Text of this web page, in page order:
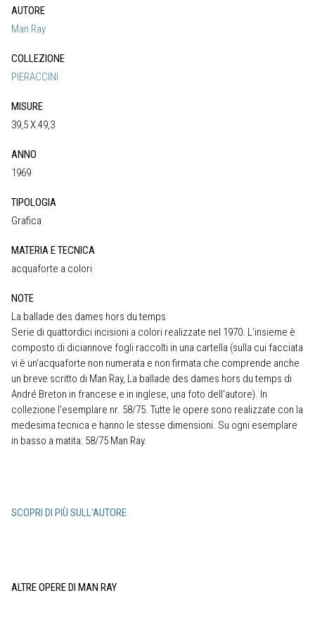
AUTORE
Man Ray
COLLEZIONE
PIERACCINI
MISURE
39,5 X 49,3
ANNO
1969
TIPOLOGIA
Grafica
MATERIA E TECNICA
acquaforte a colori
NOTE
La ballade des dames hors du temps
Serie di quattordici incisioni a colori realizzate nel 1970. L‘insieme è
composto di diciannove fogli raccolti in una cartella (sulla cui facciata
vi è un‘acquaforte non numerata e non firmata che comprende anche
un breve scritto di Man Ray, La ballade des dames hors du temps di
André Breton in francese e in inglese, una foto dell‘autore). In
collezione l‘esemplare nr. 58/75. Tutte le opere sono realizzate con la
medesima tecnica e hanno le stesse dimensioni. Su ogni esemplare
in basso a matita: 58/75 Man Ray.
SCOPRI DI PIÙ SULL'AUTORE
ALTRE OPERE DI MAN RAY